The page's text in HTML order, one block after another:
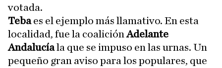
votada.
Tebaes el ejemplo más llamativo. En esta
localidad, fue la coaliciónAdelante
Andalucíala que se impuso en las urnas. Un
pequeño gran aviso para los populares, que